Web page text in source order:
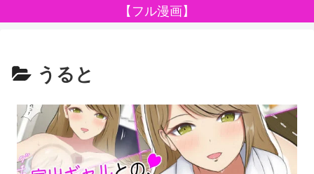
【フル漫画】
うると